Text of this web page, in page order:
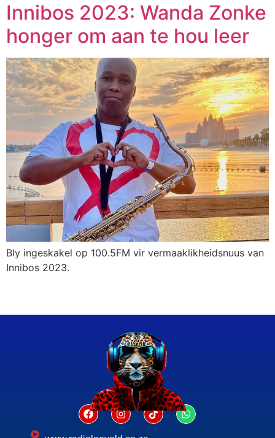
Innibos 2023: Wanda Zonke
honger om aan te hou leer
Bly ingeskakel op 100.5FM vir vermaaklikheidsnuus van
Innibos 2023.